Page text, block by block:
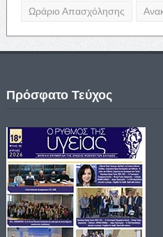
Ωράριο Απασχόλησης
Πρόσφατο Τεύχος